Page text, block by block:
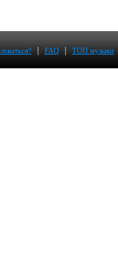
| FAQ | ТОП музыки